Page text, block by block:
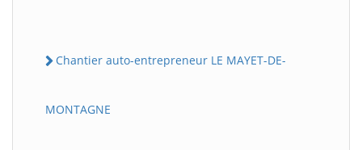
Chantier auto-entrepreneur LE MAYET-DE-
MONTAGNE